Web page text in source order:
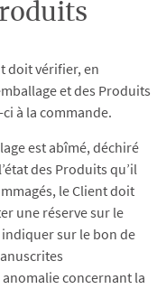
doit vérifier, en
et des Produits
à la commande.
est abîmé, déchiré
des Produits qu’il
le Client doit
une réserve sur le
sur le bon de
concernant la